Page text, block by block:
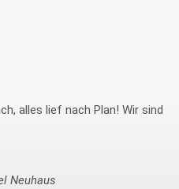
alles lief nach Plan! Wir sind
Neuhaus